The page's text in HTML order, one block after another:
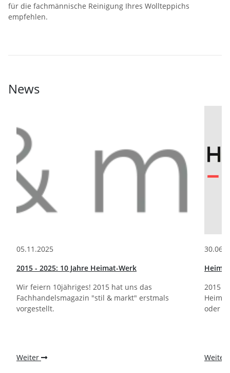
für die fachmännische Reinigung Ihres Wollteppichs
empfehlen.
News
05.11.2025
2015 - 2025: 10 Jahre Heimat-Werk
Wir feiern 10jähriges! 2015 hat uns das
Fachhandelsmagazin "stil & markt" erstmals
vorgestellt.
Weiter
2015
oder
Weiter